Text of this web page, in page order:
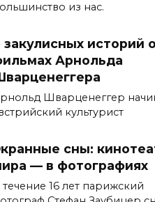
из нас.
закулисных историй о
Арнольда
Шварценеггер
культурист
сны:
— в фотографиях
течение 16 лет парижский